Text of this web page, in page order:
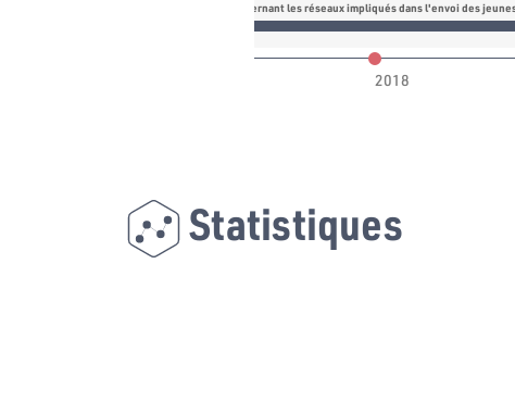
Commission d'investigation concernant les réseaux impliqués dans l'envoi des
2018
Statistiques